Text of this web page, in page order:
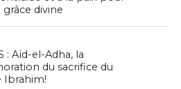
divine
: Aïd-el-Adha, la
du sacrifice du